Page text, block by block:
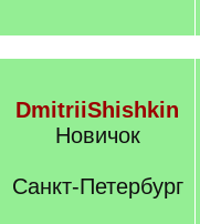
DmitriiShishkin
Новичок
Санкт-Петербург